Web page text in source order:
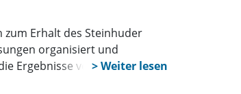
zum Erhalt des Steinhuder
organisiert und
Ergebnisse vorgestellt.